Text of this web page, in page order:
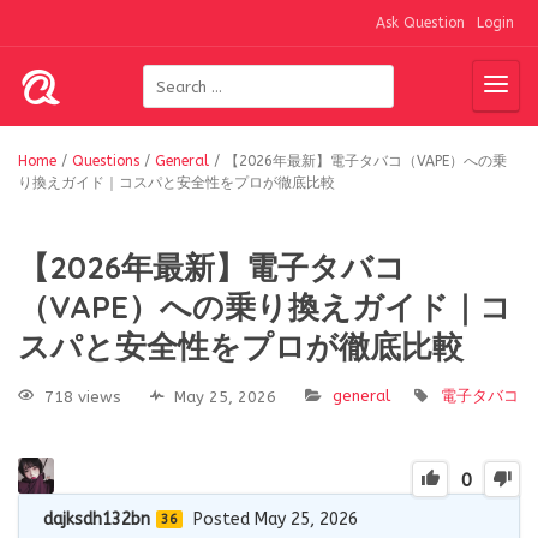
Ask Question Login
Home / Questions / General /
【2026年最新】電子タバコ（VAPE）への乗
り換えガイド｜コスパと安全性をプロが徹底比較
【2026年最新】電子タバコ
（VAPE）への乗り換えガイド｜コ
スパと安全性をプロが徹底比較
718 views May 25, 2026 general 電子タバコ
0
dajksdh132bn 36 Posted May 25, 2026